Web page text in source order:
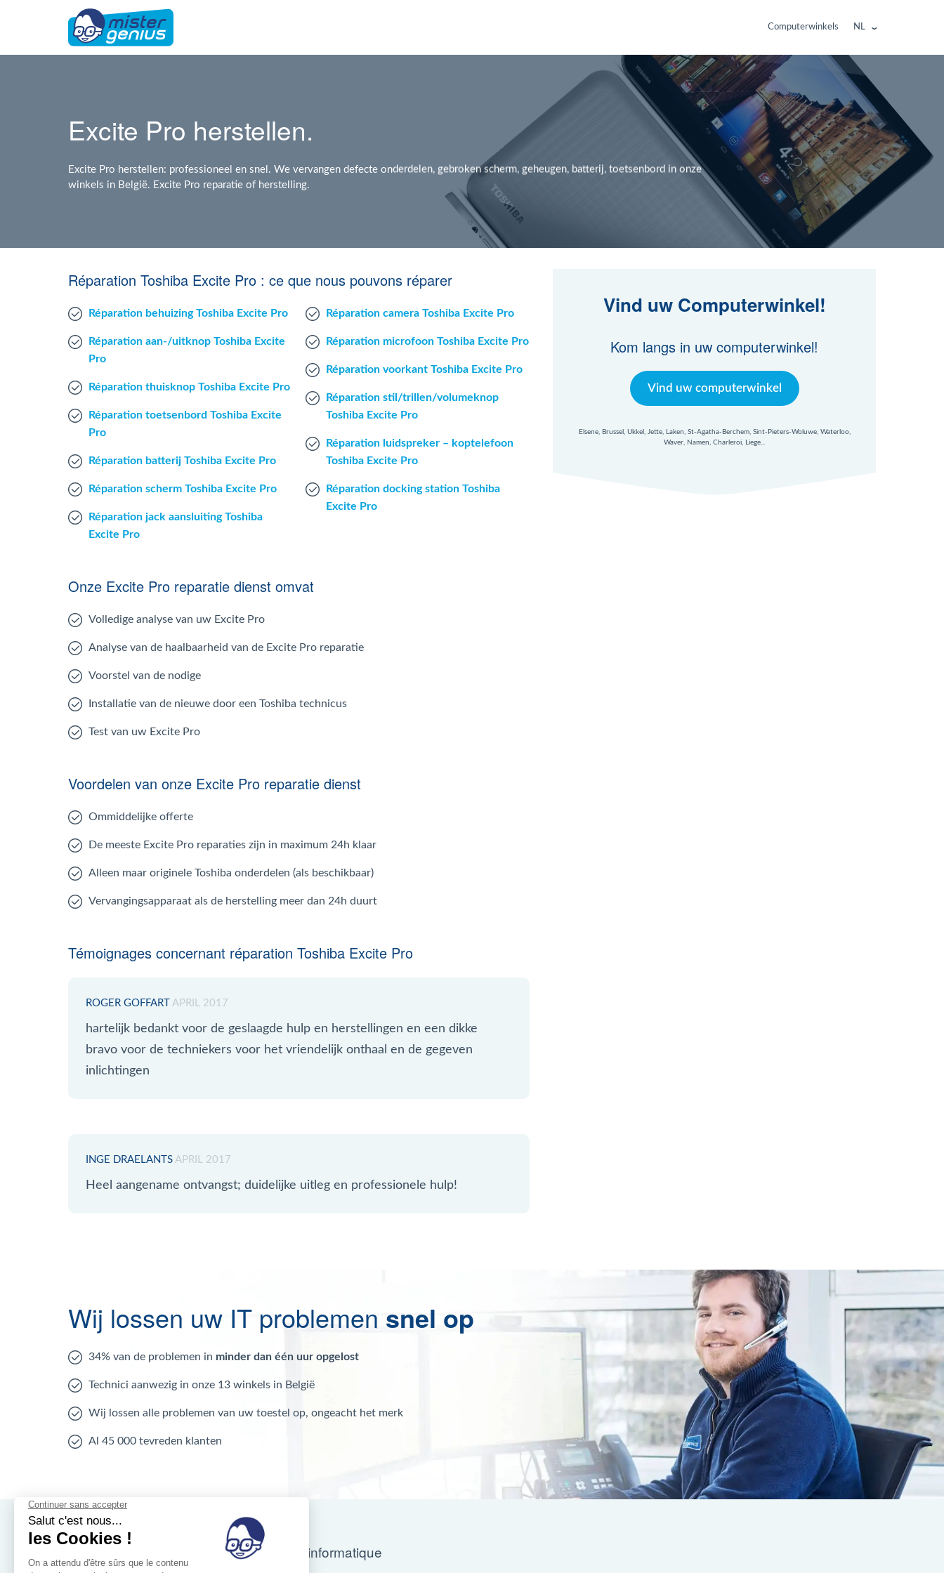
Computerwinkels NL
Excite Pro herstellen.
Excite Pro herstellen: professioneel en snel. We vervangen defecte onderdelen, gebroken scherm, geheugen, batterij, toetsenbord in onze
winkels in België. Excite Pro reparatie of herstelling.
Réparation Toshiba Excite Pro : ce que nous pouvons réparer
Réparation behuizing Toshiba Excite Pro
Réparation aan-/uitknop Toshiba Excite
Pro
Réparation thuisknop Toshiba Excite Pro
Réparation toetsenbord Toshiba Excite
Pro
Réparation batterij Toshiba Excite Pro
Réparation scherm Toshiba Excite Pro
Réparation jack aansluiting Toshiba
Excite Pro
Réparation camera Toshiba Excite Pro
Réparation microfoon Toshiba Excite Pro
Réparation voorkant Toshiba Excite Pro
Réparation stil/trillen/volumeknop
Toshiba Excite Pro
Réparation luidspreker – koptelefoon
Toshiba Excite Pro
Réparation docking station Toshiba
Excite Pro
Vind uw Computerwinkel!
Kom langs in uw computerwinkel!
Vind uw computerwinkel
Elsene, Brussel, Ukkel, Jette, Laken, St-Agatha-Berchem, Sint-Pieters-Woluwe, Waterloo,
Waver, Namen, Charleroi, Liege...
Onze Excite Pro reparatie dienst omvat
Volledige analyse van uw Excite Pro
Analyse van de haalbaarheid van de Excite Pro reparatie
Voorstel van de nodige
Installatie van de nieuwe door een Toshiba technicus
Test van uw Excite Pro
Voordelen van onze Excite Pro reparatie dienst
Ommiddelijke offerte
De meeste Excite Pro reparaties zijn in maximum 24h klaar
Alleen maar originele Toshiba onderdelen (als beschikbaar)
Vervangingsapparaat als de herstelling meer dan 24h duurt
Témoignages concernant réparation Toshiba Excite Pro
ROGER GOFFART APRIL 2017
hartelijk bedankt voor de geslaagde hulp en herstellingen en een dikke
bravo voor de techniekers voor het vriendelijk onthaal en de gegeven
inlichtingen
INGE DRAELANTS APRIL 2017
Heel aangename ontvangst; duidelijke uitleg en professionele hulp!
Wij lossen uw IT problemen snel op
34% van de problemen in minder dan één uur opgelost
Technici aanwezig in onze 13 winkels in België
Wij lossen alle problemen van uw toestel op, ongeacht het merk
Al 45 000 tevreden klanten
Nos magasins d'informatique